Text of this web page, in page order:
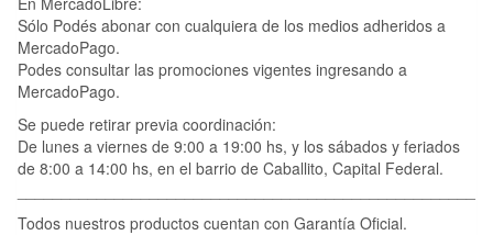
Sólo Podés abonar con cualquiera de los medios adheridos a
MercadoPago.
Podes consultar las promociones vigentes ingresando a
MercadoPago.
Se puede retirar previa coordinación:
De lunes a viernes de 9:00 a 19:00 hs, y los sábados y feriados
de 8:00 a 14:00 hs, en el barrio de Caballito, Capital Federal.
Todos nuestros productos cuentan con Garantía Oficial.